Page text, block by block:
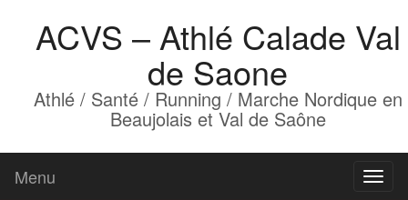
ACVS – Athlé Calade Val
de Saone
Athlé / Santé / Running / Marche Nordique en
Beaujolais et Val de Saône
Menu